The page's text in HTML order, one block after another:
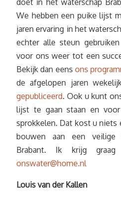
doet in het waterschap
We hebben een puike lijst
jaren ervaring in het
echter alle steun
voor ons weer tot een
Bekijk dan eens ons
de afgelopen jaren
gepubliceerd. Ook u kunt
lijst te gaan staan en
sprokkelen. Dat kost u niets
bouwen aan een
Brabant. Ik krijg
onswater@home.nl
Louis van der Kallen